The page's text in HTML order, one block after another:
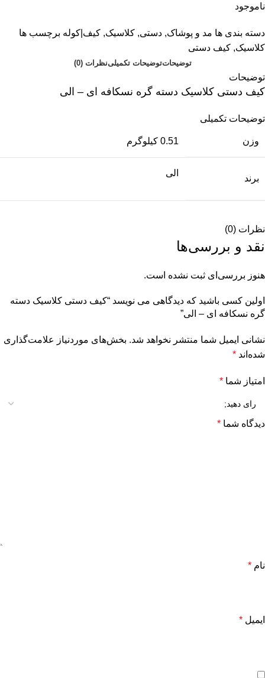
ناموجود
دسته بندی ها مد و پوشاک, دستی, کلاسیک, کیف|کوله برچسب ها
کلاسیک, کیف دستی
توضیحاتتوضیحات تکمیلینظرات (0)
توضیحات
کیف دستی کلاسیک دسته گره نسکافه ای – الی
توضیحات تکمیلی
وزن 0.51 کیلوگرم
برند
الی
نظرات (0)
نقد و بررسی‌ها
هنوز بررسی‌ای ثبت نشده است.
اولین کسی باشید که دیدگاهی می نویسد “کیف دستی کلاسیک دسته
گره نسکافه ای – الی”
نشانی ایمیل شما منتشر نخواهد شد. بخش‌های موردنیاز علامت‌گذاری
شده‌اند *
امتیاز شما *
دیدگاه شما *
نام *
ایمیل *